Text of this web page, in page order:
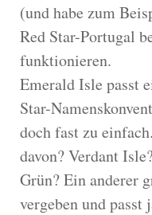
(und habe zum
Red Star-Portugal
funktionieren.
Emerald Isle passt
Star-
doch fast zu
davon? Verdant
Grün? Ein anderer
vergeben und